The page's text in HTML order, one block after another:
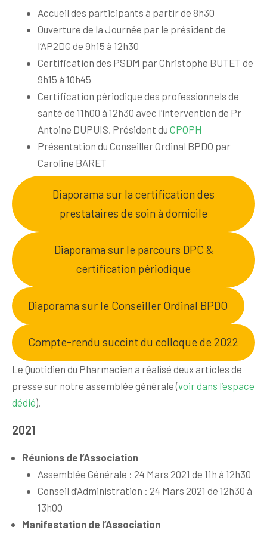
Accueil des participants à partir de 8h30
Ouverture de la Journée par le président de
l’AP2DG de 9h15 à 12h30
Certification des PSDM par Christophe BUTET de
9h15 à 10h45
Certification périodique des professionnels de
santé de 11h00 à 12h30 avec l’intervention de Pr
Antoine DUPUIS, Président du CPOPH
Présentation du Conseiller Ordinal BPDO par
Caroline BARET
Diaporama sur la certification des
prestataires de soin à domicile
Diaporama sur le parcours DPC &
certification périodique
Diaporama sur le Conseiller Ordinal BPDO
Compte-rendu succint du colloque de 2022
Le Quotidien du Pharmacien a réalisé deux articles de
presse sur notre assemblée générale (voir dans l’espace
dédié).
2021
Réunions de l’Association
Assemblée Générale : 24 Mars 2021 de 11h à 12h30
Conseil d’Administration : 24 Mars 2021 de 12h30 à
13h00
Manifestation de l’Association